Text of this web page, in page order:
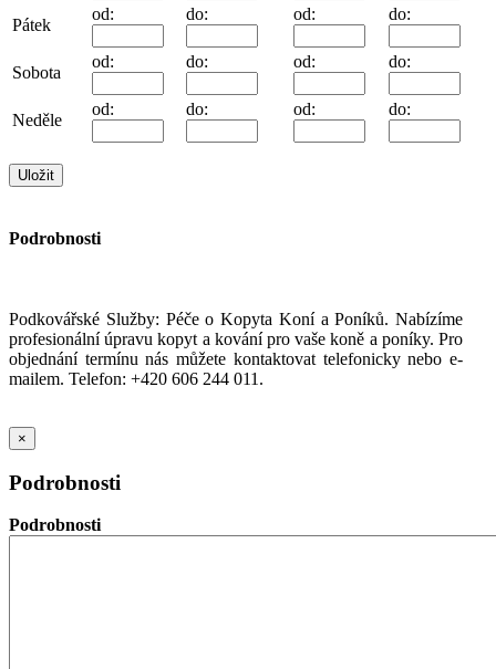
Pátek
od: do: od: do:
Sobota
od: do: od: do:
Neděle
od: do: od: do:
Podrobnosti
Podkovářské Služby: Péče o Kopyta Koní a Poníků. Nabízíme
profesionální úpravu kopyt a kování pro vaše koně a poníky. Pro
objednání termínu nás můžete kontaktovat telefonicky nebo e-
mailem. Telefon: +420 606 244 011.
×
Podrobnosti
Podrobnosti